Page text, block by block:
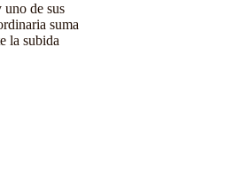
uno de sus
suma
la subida